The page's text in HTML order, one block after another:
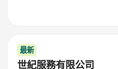
最新
世紀服務有限公司